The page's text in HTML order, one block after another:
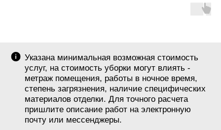
Указана минимальная возможная стоимость
услуг, на стоимость уборки могут влиять -
метраж помещения, работы в ночное время,
степень загрязнения, наличие специфических
материалов отделки. Для точного расчета
пришлите описание работ на электронную
почту или мессенджеры.